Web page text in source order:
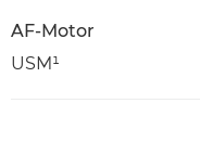
AF-Motor
USM¹